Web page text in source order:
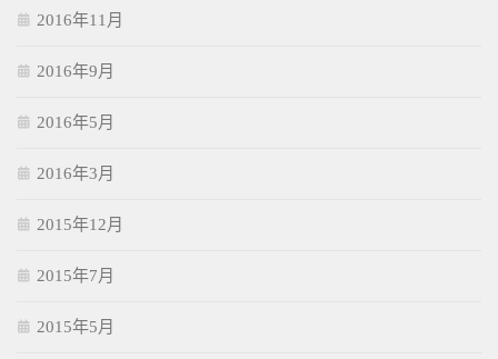
2016年11月
2016年9月
2016年5月
2016年3月
2015年12月
2015年7月
2015年5月